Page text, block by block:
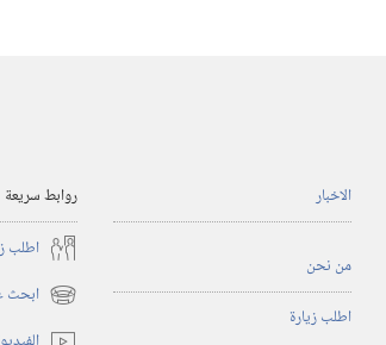
الاخبار
من نحن
اطلب زيارة
روابط سريعة
اطلب
ابحث (يفتح
نافذة